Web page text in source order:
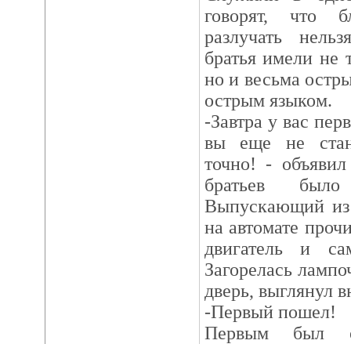
говорят, что
разлучать
братья имели не
но и весьма
острым языком.
-Завтра у вас
вы еще не
точно! -
братьев
Выпускающий из
на автомате
двигатель и
Загорелась
дверь, выглянул
-Первый пошел!
Первым был